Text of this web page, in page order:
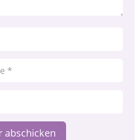
abschicken